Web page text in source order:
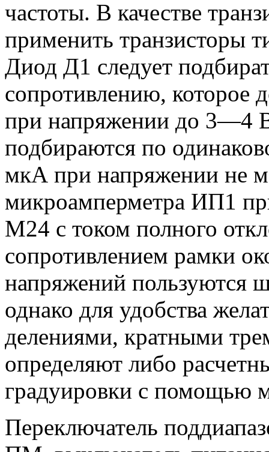
частоты. В качестве
применить транзисторы
Диод Д1 следует
сопротивлению,
при напряжении до 3—4
подбираются по
мкА при напряжении не
микроамперметра ИП1
М24 с током полного
сопротивлением рамки
напряжений пользуются
однако для удобства
делениями, кратными
определяют либо
градуировки с помощью
Переключатель